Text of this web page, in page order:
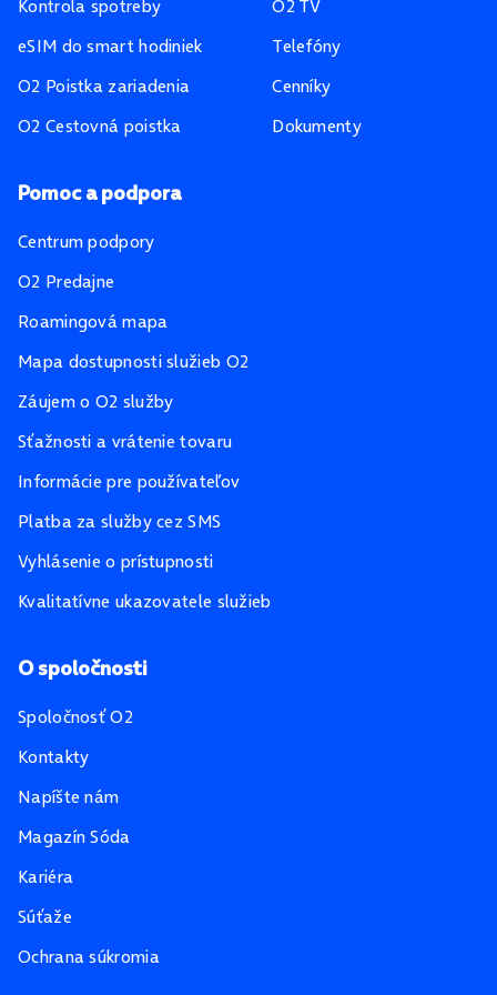
Kontrola spotreby
eSIM do smart hodiniek
O2 Poistka zariadenia
O2 Cestovná poistka
O2 TV
Telefóny
Cenníky
Dokumenty
Pomoc a podpora
Centrum podpory
O2 Predajne
Roamingová mapa
Mapa dostupnosti služieb O2
Záujem o O2 služby
Sťažnosti a vrátenie tovaru
Informácie pre používateľov
Platba za služby cez SMS
Vyhlásenie o prístupnosti
Kvalitatívne ukazovatele služieb
O spoločnosti
Spoločnosť O2
Kontakty
Napíšte nám
Magazín Sóda
Kariéra
Súťaže
Ochrana súkromia